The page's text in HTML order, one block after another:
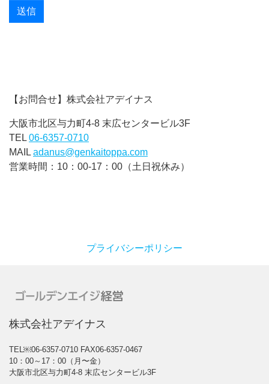
【お問合せ】株式会社アデイナス
大阪市北区与力町4-8 末広センタービル3F
TEL 06-6357-0710
MAIL adanus@genkaitoppa.com
営業時間：10：00-17：00（土日祝休み）
プライバシーポリシー
株式会社アデイナス
TEL￼06-6357-0710 FAX06-6357-0467
10：00～17：00（月〜金）
大阪市北区与力町4-8 末広センタービル3F